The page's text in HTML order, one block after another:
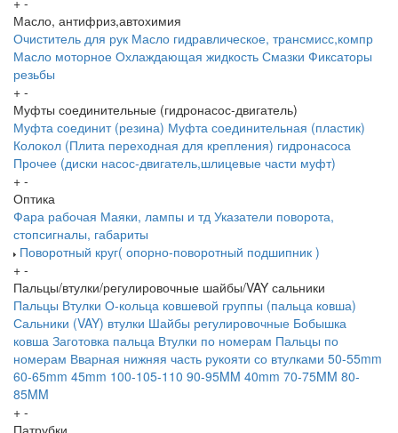
Масло, антифриз,автохимия
Очиститель для рук Масло гидравлическое, трансмисс,компр
Масло моторное Охлаждающая жидкость Смазки Фиксаторы
резьбы
+ -
Муфты соединительные (гидронасос-двигатель)
Муфта соединит (резина) Муфта соединительная (пластик)
Колокол (Плита переходная для крепления) гидронасоса
Прочее (диски насос-двигатель,шлицевые части муфт)
+ -
Оптика
Фара рабочая Маяки, лампы и тд Указатели поворота,
стопсигналы, габариты
Поворотный круг( опорно-поворотный подшипник )
+ -
Пальцы/втулки/регулировочные шайбы/VAY сальники
Пальцы Втулки О-кольца ковшевой группы (пальца ковша)
Сальники (VAY) втулки Шайбы регулировочные Бобышка
ковша Заготовка пальца Втулки по номерам Пальцы по
номерам Вварная нижняя часть рукояти со втулками 50-55mm
60-65mm 45mm 100-105-110 90-95MM 40mm 70-75MM 80-
85MM
+ -